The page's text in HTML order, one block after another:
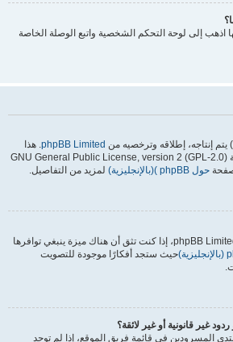
اذهب إلى لوحة التحكم الشخصية واتبع الوصلة الخاصة
إنتاجه، إطلاقه وترخصيه من phpBB Limited. هذا
المنتج متاح تحت الرخصة العامة GNU General Public License, version 2 (GPL-2.0)
حول phpBB )(بالإنجليزية) لمزيد من التفاصيل.
هذا البرنامج كُتب ورخص عبر phpBB Limited، إذا كنت تثق أن هناك ميزة ينبغي توافرها
حيث ستجد أفكارًا موجودة للتصويت
غير قانونية أو غير لائقة؟
المسرودين في قائمة فريق الموقع، إذا لم توجد